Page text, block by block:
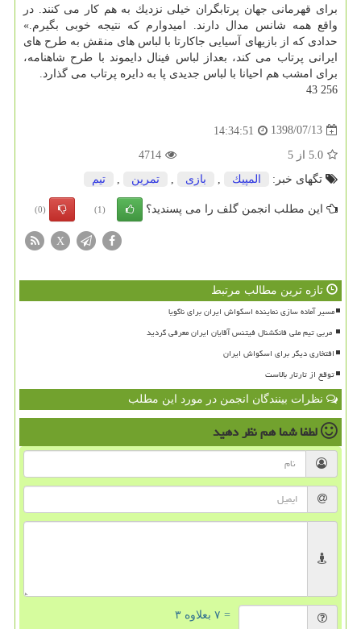
برای قهرمانی جهان پرتابگران خیلی نزدیك به هم كار می كنند. در
واقع همه شانس مدال دارند. امیدوارم كه نتیجه خوبی بگیرم.»
حدادی كه از بازیهای آسیایی جاكارتا با لباس های منقش به طرح های
ایرانی پرتاب می كند، بعداز لباس فینال دایموند با طرح شاهنامه،
برای امشب هم احیانا با لباس جدیدی پا به دایره پرتاب می گذارد.
256 43
1398/07/13
14:34:51
5.0 از 5
4714
تگهای خبر:
المپیك بازی تمرین تیم
این مطلب انجمن گلف را می پسندید؟ (1)
(0)
X
تازه ترین مطالب مرتبط
مسیر آماده سازی نماینده اسکواش ایران برای ناگویا
افتخاری دیگر برای اسکواش ایران
توقع از تارتار بالاست
نظرات بینندگان انجمن در مورد این مطلب
لطفا شما همنظر دهید
= ۷ بعلاوه ۳